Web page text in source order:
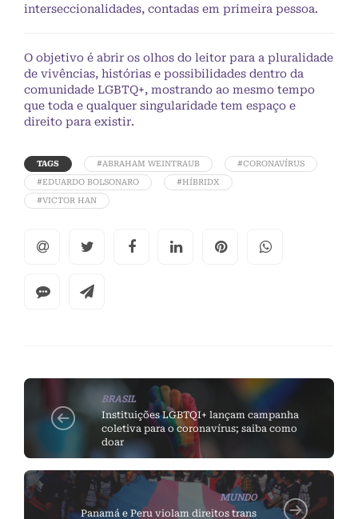
interseccionalidades, contadas em primeira pessoa.
O objetivo é abrir os olhos do leitor para a pluralidade
de vivências, histórias e possibilidades dentro da
comunidade LGBTQ+, mostrando ao mesmo tempo
que toda e qualquer singularidade tem espaço e
direito para existir.
TAGS #ABRAHAM WEINTRAUB #CORONAVÍRUS
#EDUARDO BOLSONARO #HÍBRIDX
#VICTOR HAN
BRASIL
Instituições LGBTQI+ lançam campanha
coletiva para o coronavírus; saiba como
doar
MUNDO
Panamá e Peru violam direitos trans